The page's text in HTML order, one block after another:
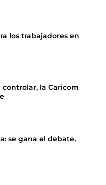
los trabajadores en
la Caricom
se gana el debate,